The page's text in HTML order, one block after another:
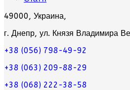
49000, Украина,
г. Днепр, ул. Князя Владимира
+38 (056) 798-49-92
+38 (063) 209-88-29
+38 (068) 222-38-58